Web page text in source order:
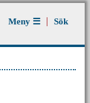
Meny ☰
Sök